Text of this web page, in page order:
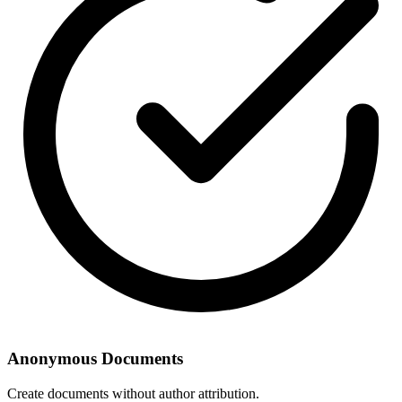
Anonymous Documents
Create documents without author attribution.